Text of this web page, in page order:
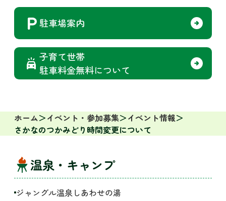
駐車場案内
子育て世帯
駐車料金無料について
ホーム イベント・参加募集
イベント情報
さかなのつかみどり時間変更について
温泉・キャンプ
ジャングル温泉しあわせの湯